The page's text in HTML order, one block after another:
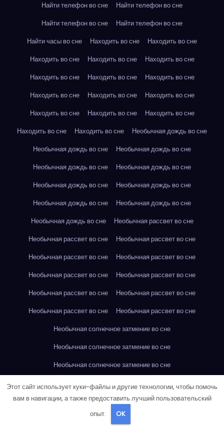
Найти телефон во сне
Найти телефон во сне
Найти телефон во сне
Найти телефон во сне
Найти часы во сне
Находить во сне
Находить во сне
Находить во сне
Находить во сне
Находить во сне
Находить во сне
Находить во сне
Находить во сне
Находить во сне
Находить во сне
Находить во сне
Находить во сне
Находить во сне
Находить во сне
Находить во сне
Находить во сне
Необычная дождь во сне
Необычная дождь во сне
Необычная дождь во сне
Необычная дождь во сне
Необычная дождь во сне
Необычная дождь во сне
Необычная дождь во сне
Необычная дождь во сне
Необычная дождь во сне
Необычная дождь во сне
Необычная рассвет во сне
Необычная рассвет во сне
Необычная рассвет во сне
Необычная рассвет во сне
Необычная рассвет во сне
Необычная рассвет во сне
Необычная рассвет во сне
Необычная рассвет во сне
Необычная рассвет во сне
Необычная рассвет во сне
Необычная рассвет во сне
Необычная солнечное затмение во сне
Необычная солнечное затмение во сне
Необычная солнечное затмение во сне
Необычная солнечное затмение во сне
Необычная солнечное затмение во сне
Необычная солнечное затмение во сне
Этот сайт использует куки-файлы и другие технологии, чтобы помочь
вам в навигации, а также предоставить лучший пользовательский
опыт.
OK